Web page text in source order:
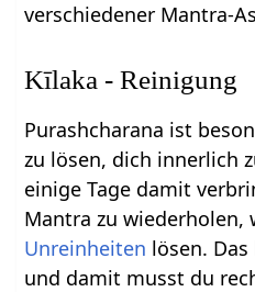
verschiedener Mantra-
Kīlaka - Reinigung
Purashcharana ist
zu lösen, dich innerlich
einige Tage damit
Mantra zu wiederholen,
Unreinheiten lösen.
und damit musst du